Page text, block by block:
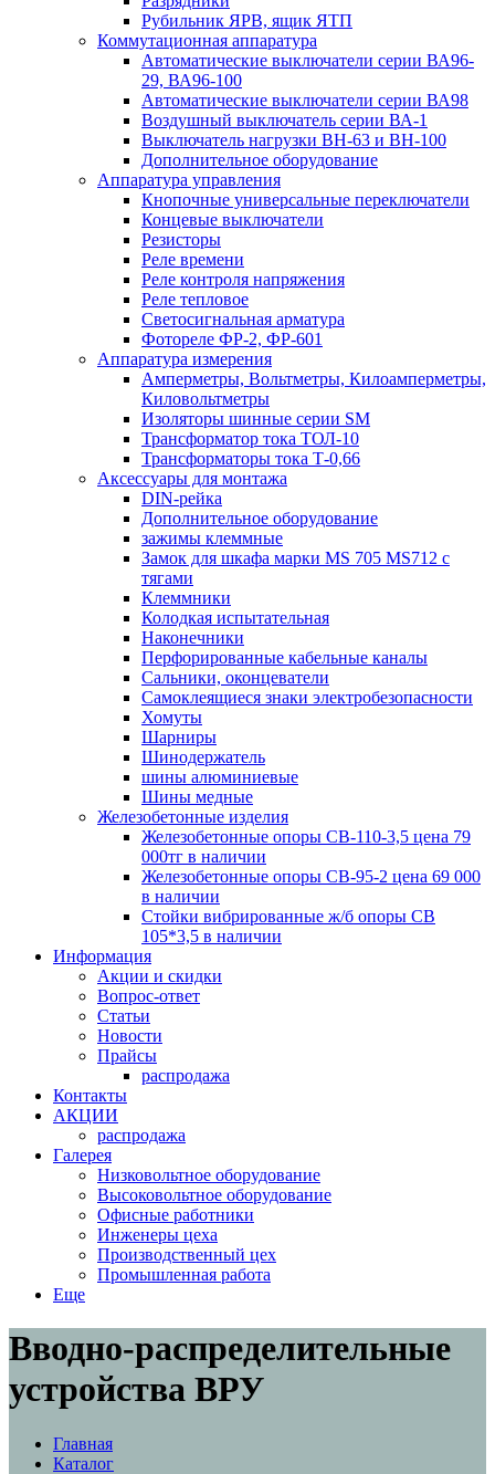
Рубильник ЯРВ, ящик ЯТП
Коммутационная аппаратура
Автоматические выключатели серии ВА96-
29, ВА96-100
Автоматические выключатели серии ВА98
Воздушный выключатель серии ВА-1
Выключатель нагрузки ВН-63 и ВН-100
Дополнительное оборудование
Аппаратура управления
Кнопочные универсальные переключатели
Концевые выключатели
Резисторы
Реле времени
Реле контроля напряжения
Реле тепловое
Светосигнальная арматура
Фотореле ФР-2, ФР-601
Аппаратура измерения
Амперметры, Вольтметры, Килоамперметры,
Киловольтметры
Изоляторы шинные серии SM
Трансформатор тока ТОЛ-10
Трансформаторы тока Т-0,66
Аксессуары для монтажа
DIN-рейка
Дополнительное оборудование
зажимы клеммные
Замок для шкафа марки MS 705 MS712 с
тягами
Клеммники
Колодкая испытательная
Наконечники
Перфорированные кабельные каналы
Сальники, оконцеватели
Самоклеящиеся знаки электробезопасности
Хомуты
Шарниры
Шинодержатель
шины алюминиевые
Шины медные
Железобетонные изделия
Железобетонные опоры СВ-110-3,5 цена 79
000тг в наличии
Железобетонные опоры СВ-95-2 цена 69 000
в наличии
Стойки вибрированные ж/б опоры CВ
105*3,5 в наличии
Информация
Акции и скидки
Вопрос-ответ
Статьи
Новости
Прайсы
распродажа
Контакты
АКЦИИ
распродажа
Галерея
Низковольтное оборудование
Высоковольтное оборудование
Офисные работники
Инженеры цеха
Производственный цех
Промышленная работа
Еще
Вводно-распределительные
устройства ВРУ
Главная
Каталог